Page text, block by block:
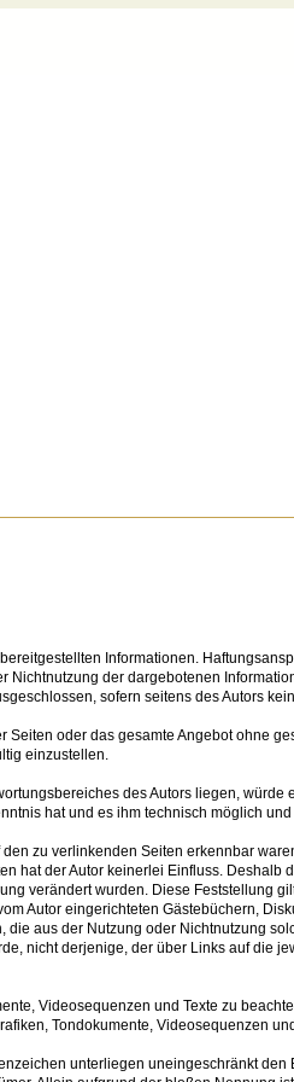
Informationen.
Nichtnutzung der dargebotenen
sofern seitens des Autors
Seiten oder das gesamte Angebot ohne
einzustellen.
des Autors liegen, würde
hat und es ihm technisch möglich und
zu verlinkenden Seiten erkennbar
hat der Autor keinerlei Einfluss. Deshalb
verändert wurden. Diese Feststellung
Autor eingerichteten Gästebüchern,
aus der Nutzung oder Nichtnutzung
nicht derjenige, der über Links auf die
Videosequenzen und Texte zu
Tondokumente, Videosequenzen
unterliegen uneingeschränkt den